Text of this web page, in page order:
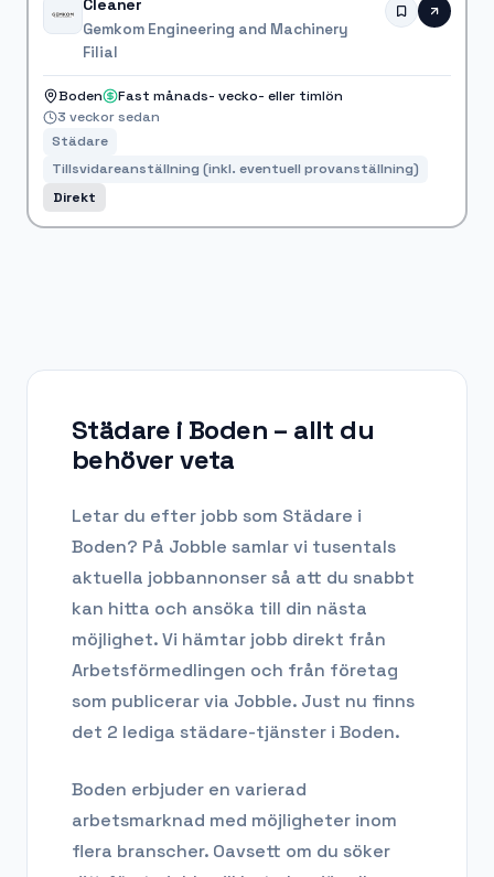
Cleaner
Gemkom Engineering and Machinery
Filial
Boden
Fast månads- vecko- eller timlön
3 veckor sedan
Städare
Tillsvidareanställning (inkl. eventuell provanställning)
Direkt
Städare i Boden – allt du
behöver veta
Letar du efter jobb som Städare i
Boden? På Jobble samlar vi tusentals
aktuella jobbannonser så att du snabbt
kan hitta och ansöka till din nästa
möjlighet. Vi hämtar jobb direkt från
Arbetsförmedlingen och från företag
som publicerar via Jobble. Just nu finns
det 2 lediga städare-tjänster i Boden.
Boden erbjuder en varierad
arbetsmarknad med möjligheter inom
flera branscher. Oavsett om du söker